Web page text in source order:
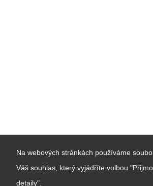
Na webových stránkách používáme
Váš souhlas, který vyjádříte volbou
detaily".